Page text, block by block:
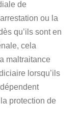
de
ou la
qu’ils sont en
cela
maltraitance
lorsqu’ils
protection de